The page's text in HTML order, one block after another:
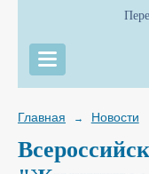
Главная → Новости